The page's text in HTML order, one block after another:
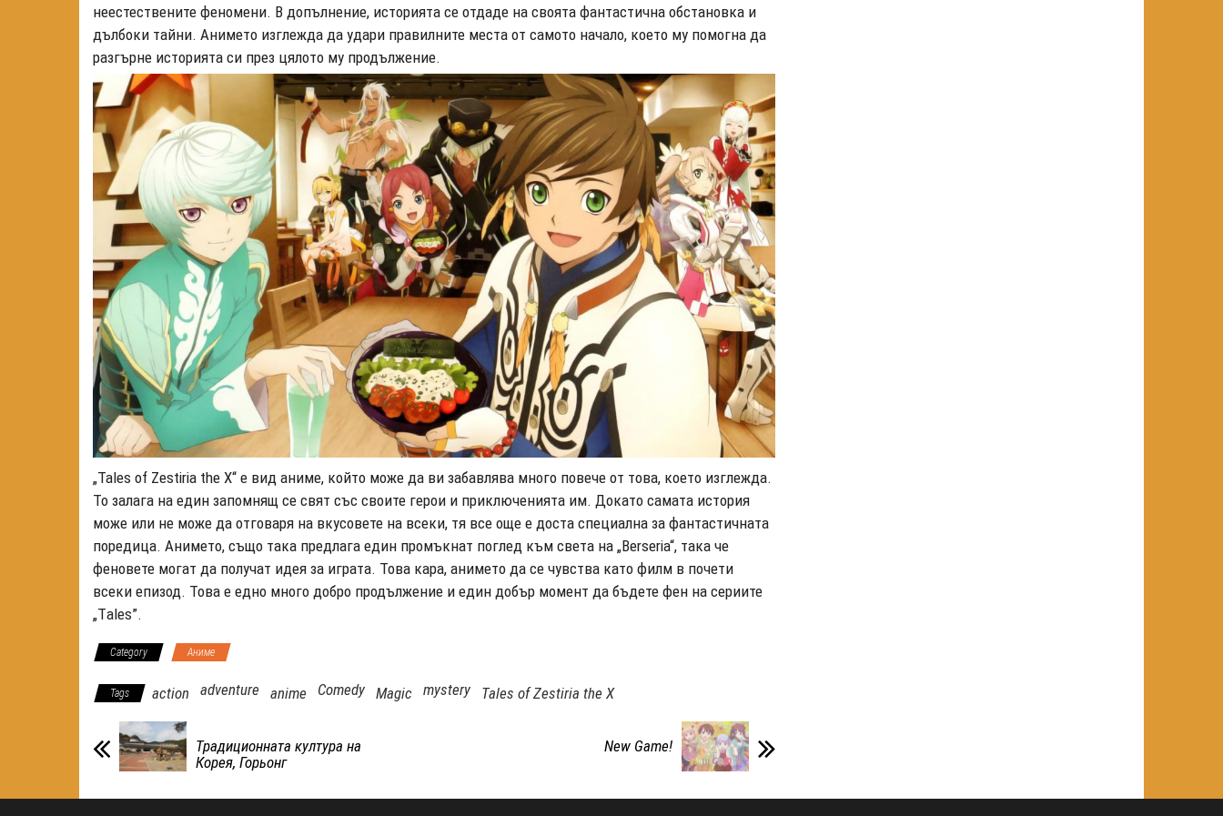
неестествените феномени. В допълнение, историята се отдаде на своята фантастична обстановка и
дълбоки тайни. Анимето изглежда да удари правилните места от самото начало, което му помогна да
разгърне историята си през цялото му продължение.
„Tales of Zestiria the X“ е вид аниме, който може да ви забавлява много повече от това, което изглежда.
То залага на един запомнящ се свят със своите герои и приключенията им. Докато самата история
може или не може да отговаря на вкусовете на всеки, тя все още е доста специална за фантастичната
поредица. Анимето, също така предлага един промъкнат поглед към света на „Berseria“, така че
феновете могат да получат идея за играта. Това кара, анимето да се чувства като филм в почети
всеки епизод. Това е едно много добро продължение и един добър момент да бъдете фен на сериите
„Тales”.
Category Аниме
Tags action adventure anime Comedy Magic mystery Tales of Zestiria the X
Традиционната култура на
Корея, Горьонг
New Game!